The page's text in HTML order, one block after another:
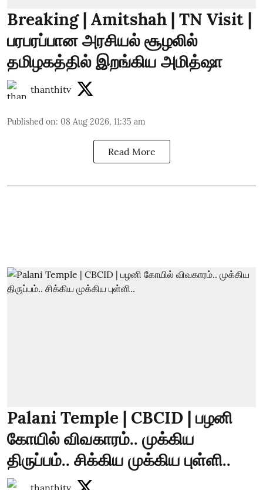
Breaking | Amitshah | TN Visit |
பரபரப்பான அரசியல் சூழலில்
தமிழகத்தில் இறங்கிய அமித்ஷா
thanthitv
Published on: 08 Aug 2026, 11:35 am
Read More
Palani Temple | CBCID | பழனி
கோயில் விவகாரம்.. முக்கிய
திருப்பம்.. சிக்கிய முக்கிய புள்ளி..
thanthitv